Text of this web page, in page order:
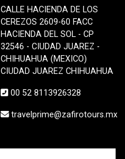
CALLE HACIENDA DE LOS
CEREZOS 2609-60 FACC
HACIENDA DEL SOL - CP
32546 - CIUDAD JUAREZ -
CHIHUAHUA (MEXICO)
CIUDAD JUAREZ CHIHUAHUA
00 52 8113926328
travelprime@zafirotours.mx